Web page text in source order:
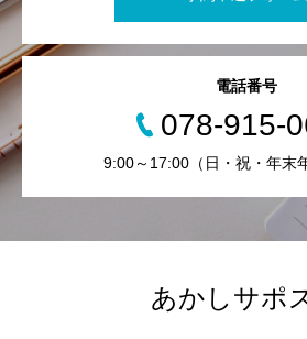
電話番号
078-915-
9:00～17:00（日・祝・年末
あかしサポ